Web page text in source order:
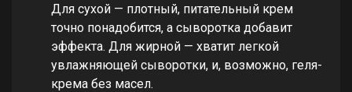
Для сухой — плотный, питательный крем
точно понадобится, а сыворотка добавит
эффекта. Для жирной — хватит легкой
увлажняющей сыворотки, и, возможно, геля-
крема без масел.